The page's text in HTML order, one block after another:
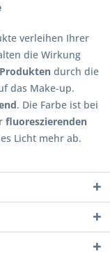
verleihen Ihrer
die Wirkung
durch die
das Make-up.
. Die Farbe ist bei
fluoreszierenden
Licht mehr ab.